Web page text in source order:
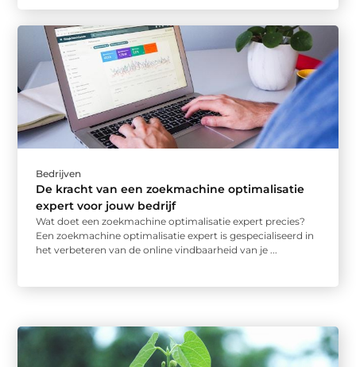
Bedrijven
De kracht van een zoekmachine optimalisatie
expert voor jouw bedrijf
Wat doet een zoekmachine optimalisatie expert precies?
Een zoekmachine optimalisatie expert is gespecialiseerd in
het verbeteren van de online vindbaarheid van je ...